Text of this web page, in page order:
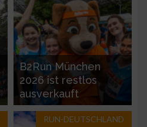
B2Run München
2026 ist restlos
ausverkauft
RUN-DEUTSCHLAND